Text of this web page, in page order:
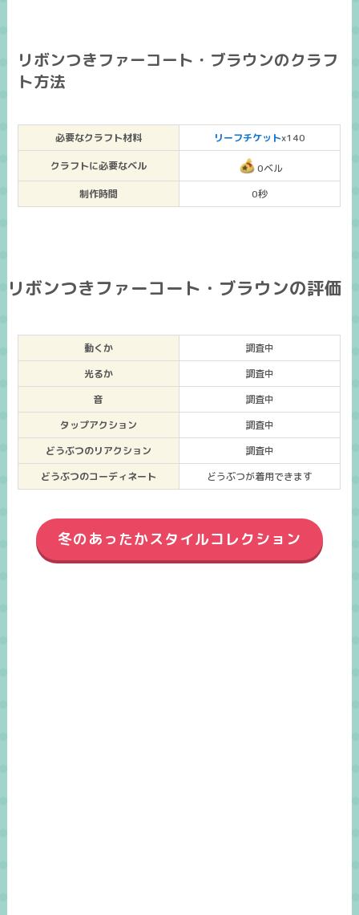
リボンつきファーコート・ブラウンのクラフ
ト方法
必要なクラフト材料 リーフチケットx140
クラフトに必要なベル
0ベル
制作時間
0秒
リボンつきファーコート・ブラウンの評価
動くか
調査中
光るか
調査中
音
調査中
タップアクション
調査中
どうぶつのリアクション
調査中
どうぶつのコーディネート
どうぶつが着用できます
冬のあったかスタイルコレクション